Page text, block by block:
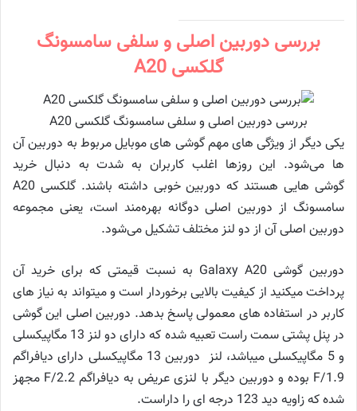
بررسی دوربین اصلی و سلفی سامسونگ
گلکسی A20
بررسی دوربین اصلی و سلفی سامسونگ گلکسی A20
یکی دیگر از ویژگی های مهم گوشی های موبایل مربوط به دوربین آن
ها می‌شود. این روزها اغلب کاربران به شدت به دنبال خرید
گوشی هایی هستند که دوربین خوبی داشته باشند. گلکسی A20
سامسونگ از دوربین اصلی دوگانه بهره‌مند است، یعنی مجموعه
دوربین اصلی آن از دو لنز مختلف تشکیل می‌شود.
دوربین گوشی Galaxy A20 به نسبت قیمتی که برای خرید آن
پرداخت می­کنید از کیفیت بالایی برخوردار است و می­تواند به نیاز های
کاربر در استفاده های معمولی پاسخ بدهد. دوربین اصلی این گوشی
در پنل پشتی سمت راست تعبیه شده که دارای دو لنز 13 مگاپیکسلی
و 5 مگاپیکسلی می­باشد، لنز دوربین 13 مگاپیکسلی دارای دیافراگم
F/1.9 بوده و دوربین دیگر با لنزی عریض به دیافراگم F/2.2 مجهز
شده که زاویه دید 123 درجه ای را داراست.